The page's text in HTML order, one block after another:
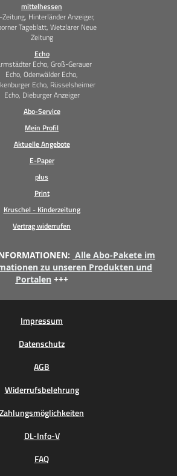
mittelhessen
Hinterländer Anzeiger,
Tageblatt, Wetzlarer Neue
Zeitung
Echo
Echo, Groß-Gerauer
Echo, Odenwälder Echo,
Echo, Rüsselsheimer
Echo, Dieburger Anzeiger
Abo-Service
Mein Profil
Aktuelle Angebote
E-Paper
plus
Print
Kruschel - Kinderzeitung
Vertrag widerrufen
Alle Abo-Pakete im
zu unseren Produkten und
Portalen +++
Impressum
Datenschutz
AGB
Widerrufsbelehrung
Zahlungsmöglichkeiten
DL-Info-V
FAQ